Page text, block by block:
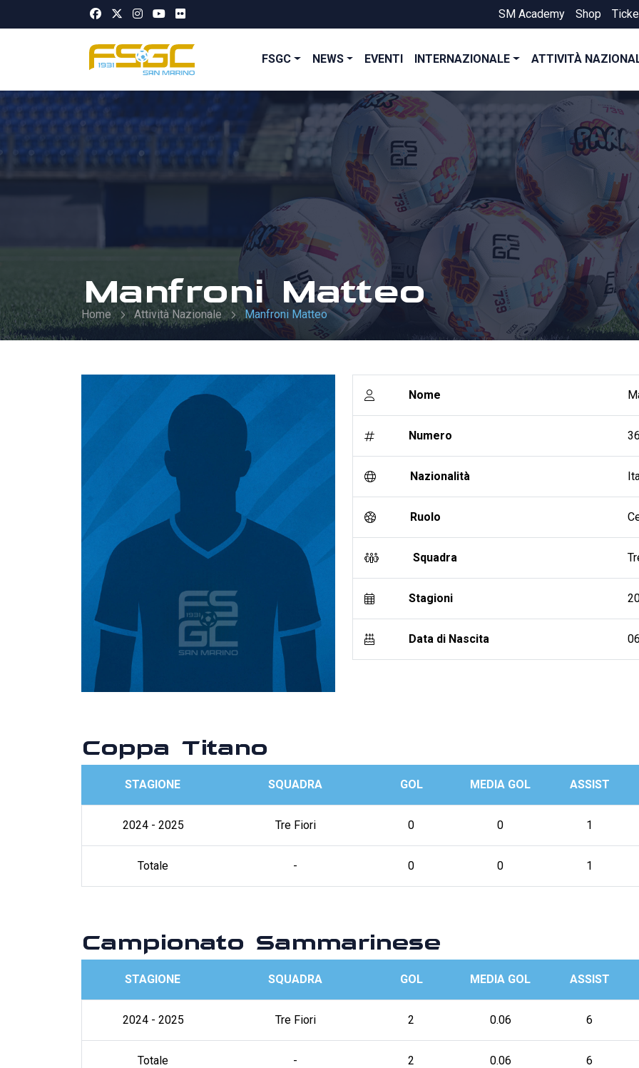
SM Academy Shop
FSGC NEWS EVENTI INTERNAZIONALE ATTIVITÀ
Manfroni Matteo
Home Attività Nazionale Manfroni Matteo
Nome
Numero 36
Nazionalità
Ruolo
Squadra
Stagioni
Data di Nascita
Coppa Titano
STAGIONE SQUADRA GOL MEDIA GOL ASSIST
2024 - 2025 Tre Fiori 0 0 1
Totale - 0 0 1
Campionato Sammarinese
STAGIONE SQUADRA GOL MEDIA GOL ASSIST
2024 - 2025 Tre Fiori 2 0.06 6
Totale - 2 0.06 6